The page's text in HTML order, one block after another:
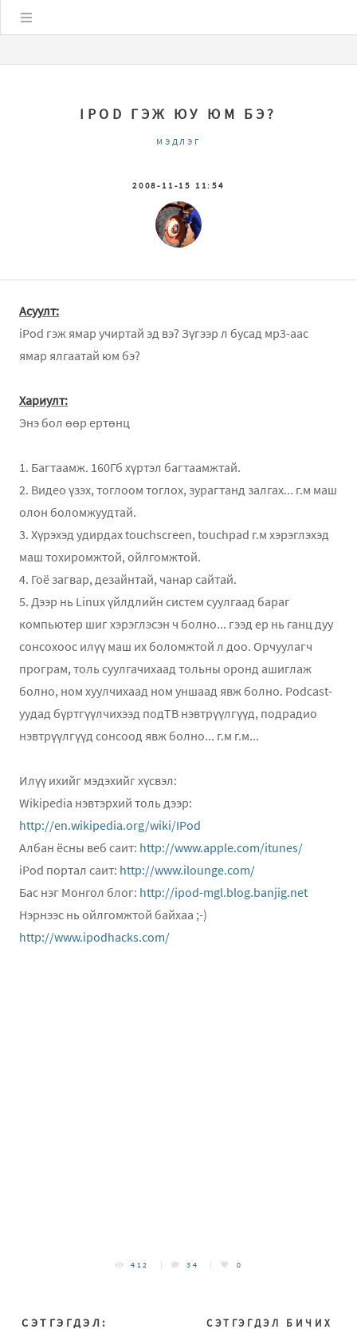
IPOD ГЭЖ ЮУ ЮМ БЭ?
МЭДЛЭГ
2008-11-15 11:54
Асуулт:
iPod гэж ямар учиртай эд вэ? Зүгээр л бусад мр3-аас
ямар ялгаатай юм бэ?
Хариулт:
Энэ бол өөр ертөнц
1. Багтаамж. 160Гб хүртэл багтаамжтай.
2. Видео үзэх, тоглоом тоглох, зурагтанд залгах... г.м маш
олон боломжуудтай.
3. Хүрэхэд удирдах touchscreen, touchpad г.м хэрэглэхэд
маш тохиромжтой, ойлгомжтой.
4. Гоё загвар, дезайнтай, чанар сайтай.
5. Дээр нь Linux үйлдлийн систем суулгаад бараг
компьютер шиг хэрэглэсэн ч болно... гээд ер нь ганц дуу
сонсохоос илүү маш их боломжтой л доо. Орчуулагч
програм, толь суулгачихаад тольны оронд ашиглаж
болно, ном хуулчихаад ном уншаад явж болно. Podcast-
уудад бүртгүүлчихээд подТВ нэвтрүүлгүүд, подрадио
нэвтрүүлгүүд сонсоод явж болно... г.м г.м...
Илүү ихийг мэдэхийг хүсвэл:
Wikipedia нэвтэрхий толь дээр:
http://en.wikipedia.org/wiki/IPod
Албан ёсны веб саит: http://www.apple.com/itunes/
iPod портал саит: http://www.ilounge.com/
Бас нэг Монгол блог: http://ipod-mgl.blog.banjig.net
Нэрнээс нь ойлгомжтой байхаа ;-)
http://www.ipodhacks.com/
412 34 0
СЭТГЭГДЭЛ БИЧИХ
СЭТГЭГДЭЛ: